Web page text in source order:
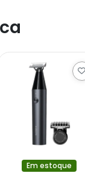
Em estoque